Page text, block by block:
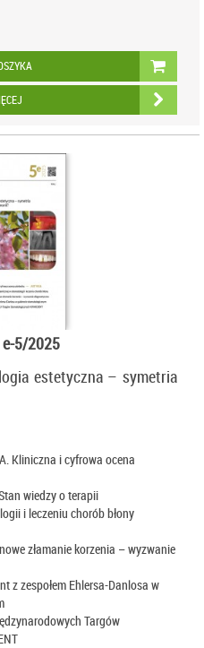
5/2025
estetyczna – symetria
Kliniczna i cyfrowa ocena
wiedzy o terapii
i leczeniu chorób błony
złamanie korzenia – wyzwanie
z zespołem Ehlersa-Danlosa w
Targów